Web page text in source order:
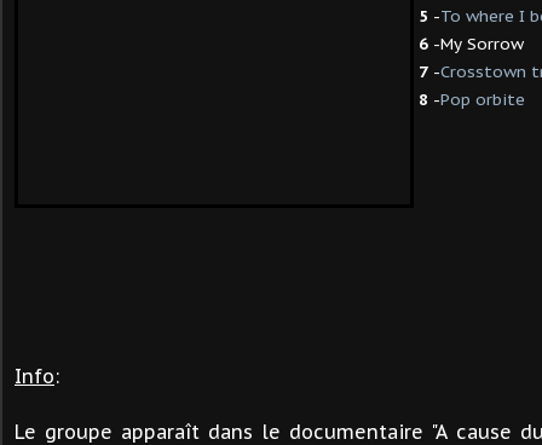
5 -To where I
6 -My Sorrow
7 -Crosstown
8 -Pop orbite
Info:
Le groupe apparaît dans le documentaire "A cause